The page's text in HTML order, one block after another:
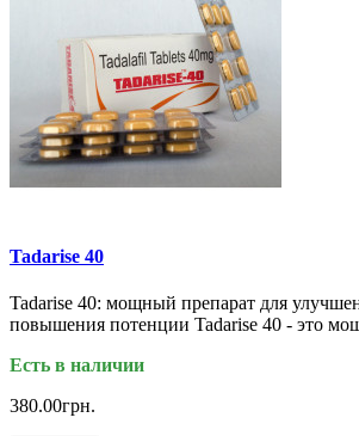
Tadarise 40
Tadarise 40: мощный препарат для
повышения потенции Tadarise 40 - это
Есть в наличии
380.00грн.